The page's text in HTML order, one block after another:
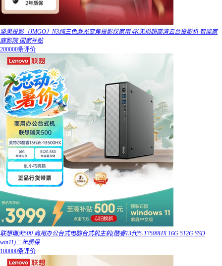
坚果投影（JMGO）N3纯三色激光变焦投影仪家用 4K无损超高清云台投影机 智能家
庭影院 国家补贴
200000条评价
联想瑞天500 商用办公台式电脑台式机主机(酷睿13代i5-13500HX 16G 512G SSD
win11)三年质保
100000条评价